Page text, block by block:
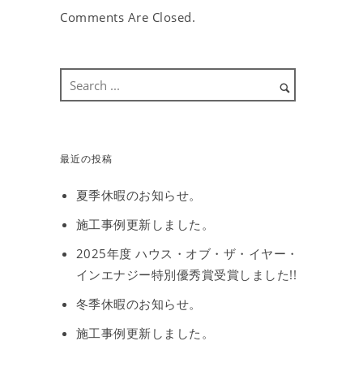
Comments Are Closed.
最近の投稿
夏季休暇のお知らせ。
施工事例更新しました。
2025年度 ハウス・オブ・ザ・イヤー・
インエナジー特別優秀賞受賞しました!!
冬季休暇のお知らせ。
施工事例更新しました。